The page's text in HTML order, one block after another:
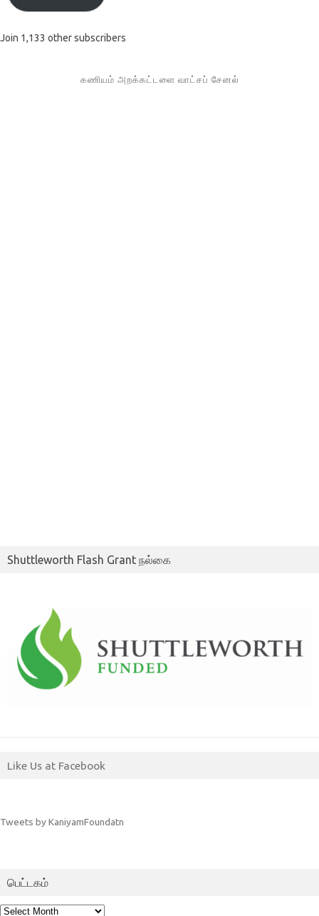
Join 1,133 other subscribers
கணியம் அறக்கட்டளை வாட்சப் சேனல்
Shuttleworth Flash Grant நல்கை
Like Us at Facebook
Tweets by KaniyamFoundatn
பெட்டகம்
பெட்டகம்